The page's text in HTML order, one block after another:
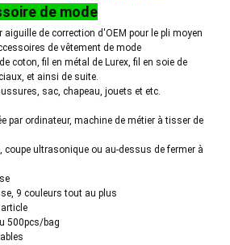
de mode
aiguille de correction d'OEM pour le pli moyen
de vêtement de mode
coton, fil en métal de Lurex, fil en soie de
et ainsi de suite.
sac, chapeau, jouets et etc.
par ordinateur, machine de métier à tisser de
coupe ultrasonique ou au-dessus de fermer à
9 couleurs tout au plus
500pcs/bag